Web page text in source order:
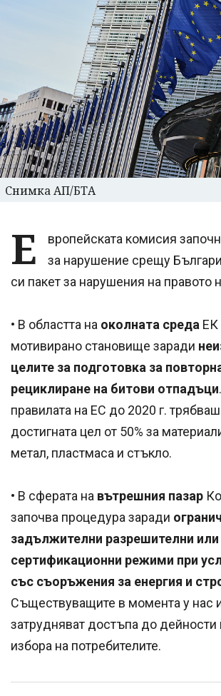
Снимка АП/БТА
Е
вропейската комисия
за нарушение срещу
си пакет за нарушения на правото
• В областта на околната среда ЕК
мотивирано становище заради
целите за подготовка за
рециклиране на битови отпадъци
правилата на ЕС до 2020 г.
достигната цел от 50% за
метал, пластмаса и стъкло.
• В сферата на вътрешния пазар
започва процедура заради
задължителни разрешителни или
сертификационни режими при
със съоръжения за енергия и
Съществуващите в момента у нас
затрудняват достъпа до дейности
избора на потребителите.